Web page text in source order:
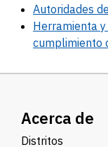
Autoridades
Herramienta
cumplimiento
Acerca de
Distritos